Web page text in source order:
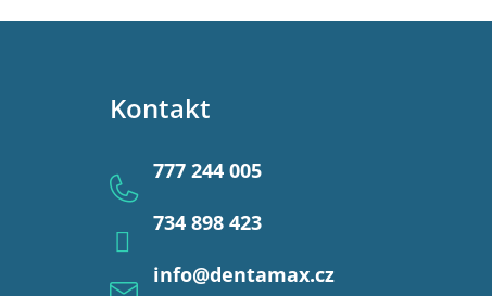
Kontakt
info@dentamax.cz
777 244 005
734 898 423